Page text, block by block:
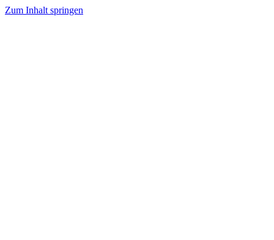
Zum Inhalt springen